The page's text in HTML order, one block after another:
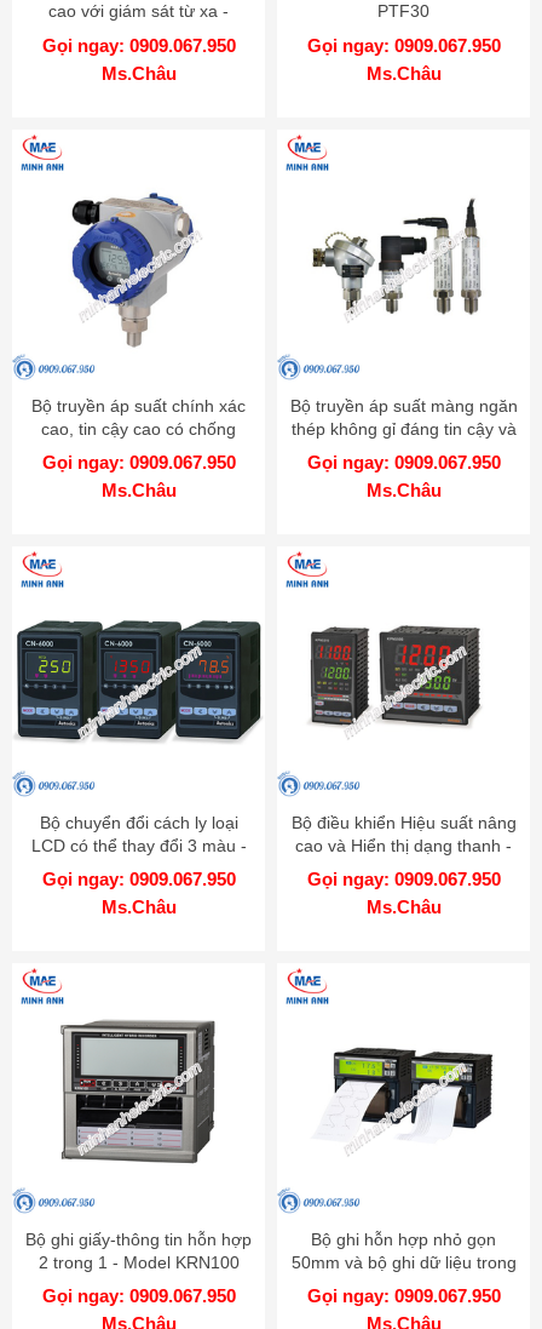
cao với giám sát từ xa -
Model KT-502H
Gọi ngay: 0909.067.950
Ms.Châu
PTF30
Gọi ngay: 0909.067.950
Ms.Châu
Bộ truyền áp suất chính xác
cao, tin cậy cao có chống
cháy nổ - Model KT-302H
Gọi ngay: 0909.067.950
Ms.Châu
Bộ truyền áp suất màng ngăn
thép không gỉ đáng tin cậy và
chính xác cao - Model TPS20
Gọi ngay: 0909.067.950
Ms.Châu
Bộ chuyển đổi cách ly loại
LCD có thể thay đổi 3 màu -
Model CN-6000
Gọi ngay: 0909.067.950
Ms.Châu
Bộ điều khiển Hiệu suất nâng
cao và Hiển thị dạng thanh -
Model KPN
Gọi ngay: 0909.067.950
Ms.Châu
Bộ ghi giấy-thông tin hỗn hợp
2 trong 1 - Model KRN100
Gọi ngay: 0909.067.950
Ms.Châu
Bộ ghi hỗn hợp nhỏ gọn
50mm và bộ ghi dữ liệu trong
một - Model KRN50
Gọi ngay: 0909.067.950
Ms.Châu